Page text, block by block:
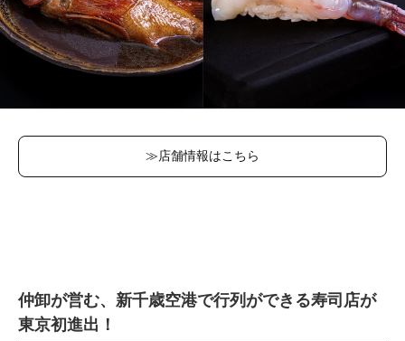
≫店舗情報はこちら
仲卸が営む、新千歳空港で行列ができる寿司店が
東京初進出！